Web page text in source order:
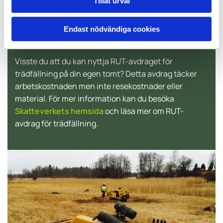
Endast nödvändiga cookies
RUT-avdrag för trädfällning
Visste du att du kan nyttja RUT-avdraget för
trädfällning på din egen tomt? Detta avdrag täcker
arbetskostnaden men inte resekostnader eller
material. För mer information kan du besöka
Skatteverkets hemsidaoch läsa mer om RUT-
avdrag för trädfällning.